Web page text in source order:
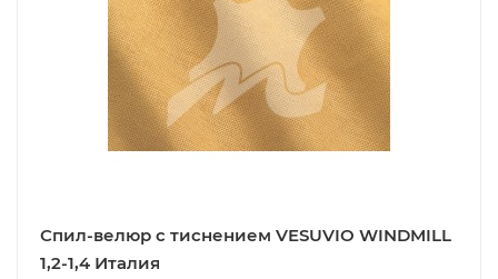
Спил-велюр c тиснением VESUVIO WINDMILL
1,2-1,4 Италия